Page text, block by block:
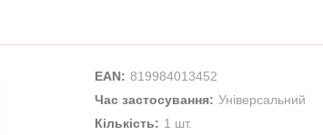
EAN: 819984013452
Час застосування: Універсальний
Кількість: 1 шт.